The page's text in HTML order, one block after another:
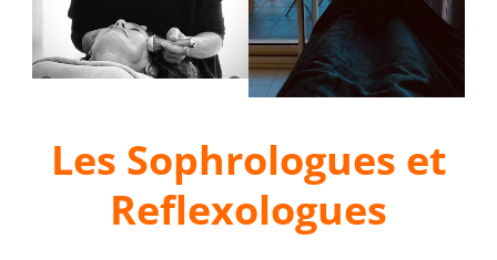
Les Sophrologues et
Reflexologues